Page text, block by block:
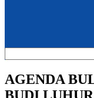
AGENDA